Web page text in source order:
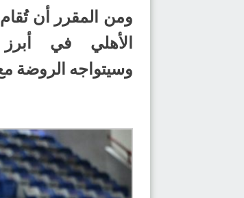
الأهلي في
وسيتواجه الروضة